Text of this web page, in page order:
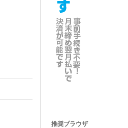
推奨ブラウザ